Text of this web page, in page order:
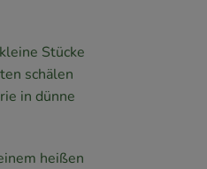
Stücke
schälen
in dünne
heißen